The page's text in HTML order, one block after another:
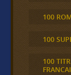
100
100
100